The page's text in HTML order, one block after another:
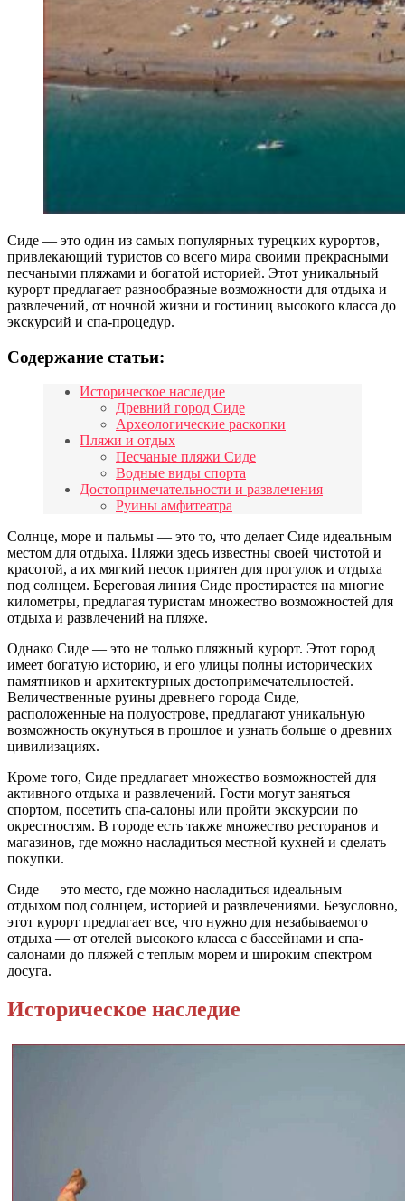
Сиде — это один из самых популярных турецких курортов,
привлекающий туристов со всего мира своими прекрасными
песчаными пляжами и богатой историей. Этот уникальный
курорт предлагает разнообразные возможности для отдыха и
развлечений, от ночной жизни и гостиниц высокого класса до
экскурсий и спа-процедур.
Содержание статьи:
Историческое наследие
Древний город Сиде
Археологические раскопки
Пляжи и отдых
Песчаные пляжи Сиде
Водные виды спорта
Достопримечательности и развлечения
Руины амфитеатра
Солнце, море и пальмы — это то, что делает Сиде идеальным
местом для отдыха. Пляжи здесь известны своей чистотой и
красотой, а их мягкий песок приятен для прогулок и отдыха
под солнцем. Береговая линия Сиде простирается на многие
километры, предлагая туристам множество возможностей для
отдыха и развлечений на пляже.
Однако Сиде — это не только пляжный курорт. Этот город
имеет богатую историю, и его улицы полны исторических
памятников и архитектурных достопримечательностей.
Величественные руины древнего города Сиде,
расположенные на полуострове, предлагают уникальную
возможность окунуться в прошлое и узнать больше о древних
цивилизациях.
Кроме того, Сиде предлагает множество возможностей для
активного отдыха и развлечений. Гости могут заняться
спортом, посетить спа-салоны или пройти экскурсии по
окрестностям. В городе есть также множество ресторанов и
магазинов, где можно насладиться местной кухней и сделать
покупки.
Сиде — это место, где можно насладиться идеальным
отдыхом под солнцем, историей и развлечениями. Безусловно,
этот курорт предлагает все, что нужно для незабываемого
отдыха — от отелей высокого класса с бассейнами и спа-
салонами до пляжей с теплым морем и широким спектром
досуга.
Историческое наследие